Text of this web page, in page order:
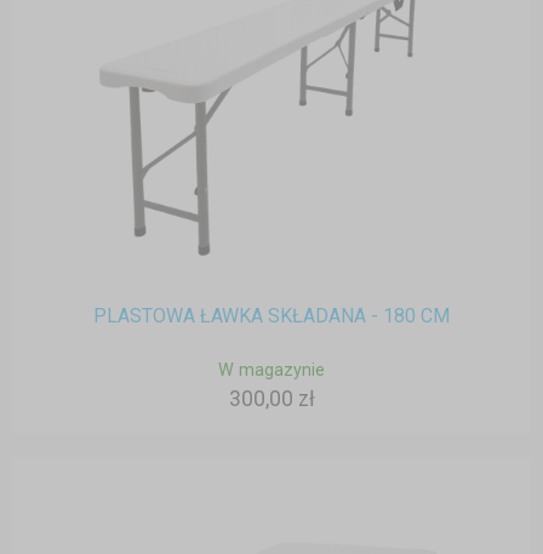
PLASTOWA ŁAWKA SKŁADANA - 180 CM
W magazynie
300,00 zł